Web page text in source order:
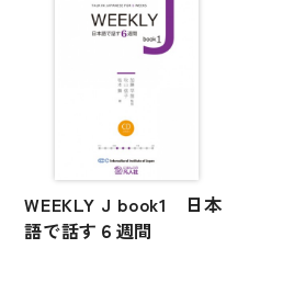
WEEKLY J book1 日本
語で話す６週間